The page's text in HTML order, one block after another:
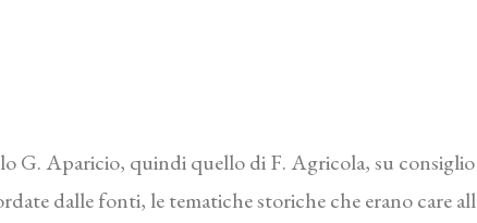
G. Aparicio, quindi quello di F. Agricola, su
dalle fonti, le tematiche storiche che erano care